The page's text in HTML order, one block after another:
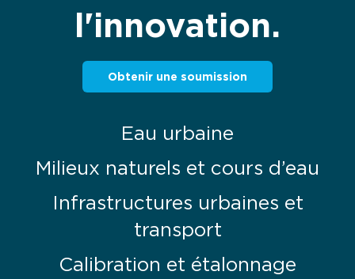
l'innovation.
Obtenir une soumission
Eau urbaine
Milieux naturels et cours d’eau
Infrastructures urbaines et
transport
Calibration et étalonnage